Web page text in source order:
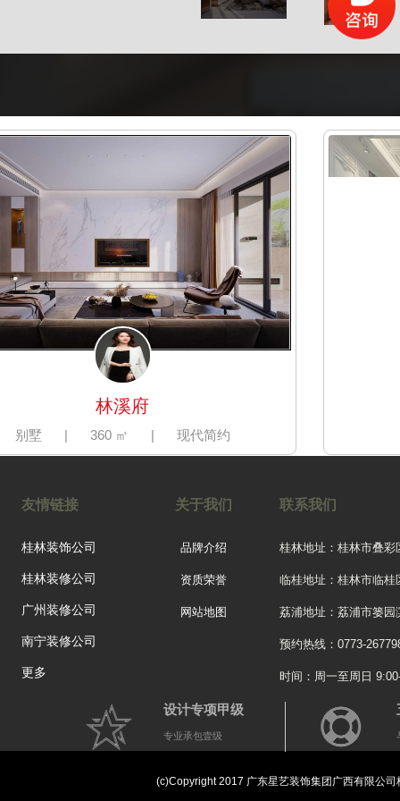
林溪府
别墅 360 ㎡ 现代简约
彰泰名都
110 ㎡ | 中式
友情链接
桂林装饰公司
桂林装修公司
广州装修公司
南宁装修公司
更多
关于我们
品牌介绍
资质荣誉
网站地图
联系我们
桂林地址：桂林市叠
临桂地址：桂林市临
荔浦地址：荔浦市篓园
预约热线：0773-
时间：周一至周日
设计专项甲级
专业承包壹级
(c)Copyright 2017 广东星艺装饰集团广西有限公